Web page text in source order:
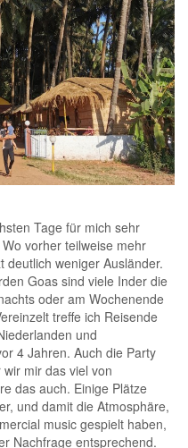
Tage für mich sehr
vorher teilweise mehr
deutlich weniger Ausländer.
Goas sind viele Inder die
oder am Wochenende
treffe ich Reisende
und
4 Jahren. Auch die Party
mir das viel von
das auch. Einige Plätze
und damit die Atmosphäre,
music gespielt haben,
Nachfrage entsprechend.